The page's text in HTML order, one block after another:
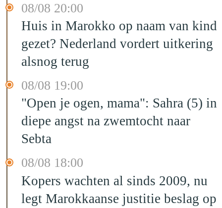
08/08 20:00
Huis in Marokko op naam van kind
gezet? Nederland vordert uitkering
alsnog terug
08/08 19:00
"Open je ogen, mama": Sahra (5) in
diepe angst na zwemtocht naar
Sebta
08/08 18:00
Kopers wachten al sinds 2009, nu
legt Marokkaanse justitie beslag op